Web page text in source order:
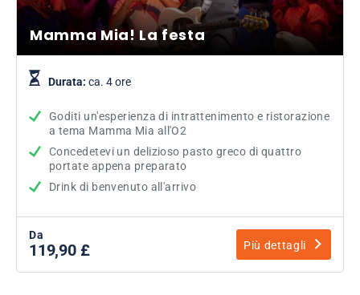
Mamma Mia! La festa
Durata: ca. 4 ore
Goditi un'esperienza di intrattenimento e ristorazione
a tema Mamma Mia all'O2
Concedetevi un delizioso pasto greco di quattro
portate appena preparato
Drink di benvenuto all'arrivo
Da
119,90 £ Più dettagli